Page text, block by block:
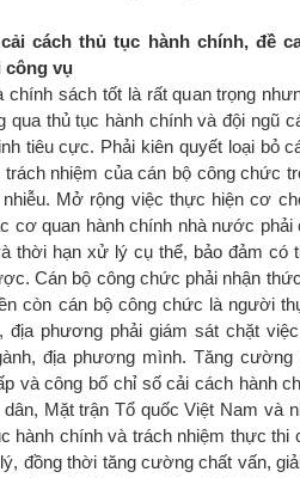
cách thủ tục hành chính, đề
vụ
sách tốt là rất quan trọng
qua thủ tục hành chính và đội ngũ
tiêu cực. Phải kiên quyết loại bỏ
trách nhiệm của cán bộ công chức
nhiễu. Mở rộng việc thực hiện cơ
cơ quan hành chính nhà nước
thời hạn xử lý cụ thể, bảo đảm có
Cán bộ công chức phải nhận
còn cán bộ công chức là người
địa phương phải giám sát chặt
địa phương mình. Tăng
và công bố chỉ số cải cách hành
dân, Mặt trận Tổ quốc Việt Nam và
hành chính và trách nhiệm thực
đồng thời tăng cường chất vấn,